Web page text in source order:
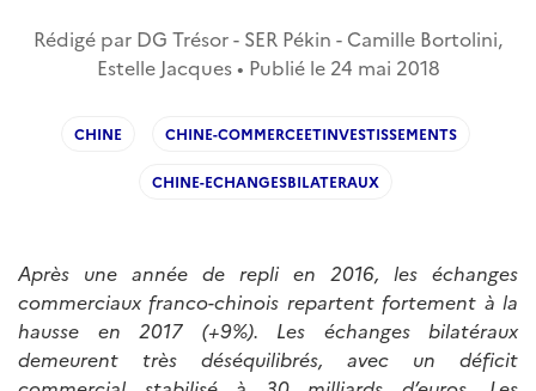
Rédigé par DG Trésor - SER Pékin - Camille Bortolini,
Estelle Jacques • Publié le 24 mai 2018
CHINE CHINE-COMMERCEETINVESTISSEMENTS
CHINE-ECHANGESBILATERAUX
Après une année de repli en 2016, les échanges
commerciaux franco-chinois repartent fortement à la
hausse en 2017 (+9%). Les échanges bilatéraux
demeurent très déséquilibrés, avec un déficit